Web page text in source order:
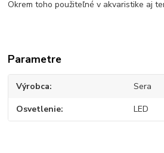
Okrem toho použiteľné v akvaristike aj
Parametre
Výrobca Sera
Osvetlenie LED